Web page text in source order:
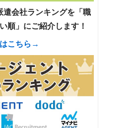
遣会社ランキングを「職
順」にご紹介します！
こちら→